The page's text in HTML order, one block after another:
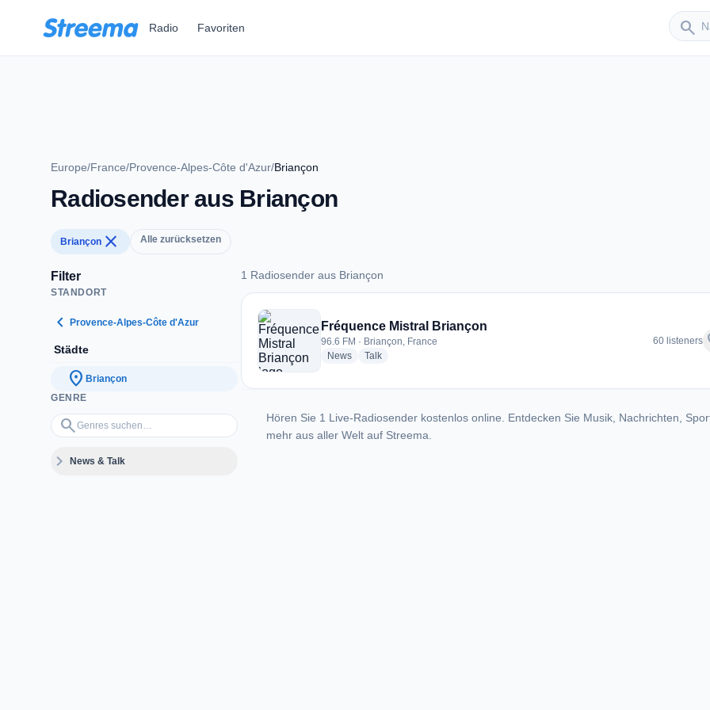
Radio Favoriten search
Sender
Europe/France/Provence-Alpes-Côte d'Azur/Briançon
Radiosender aus Briançon
Briançon close Alle zurücksetzen
Filter
STANDORT
chevron_left Provence-Alpes-Côte d'Azur
Städte
location_on Briançon
GENRE
search
Genres suchen…
expand_moreNews & Talk
1 Radiosender aus Briançon
1 Radiosender aus Briançon
Fréquence Mistral Briançon
96.6 FM · Briançon, France
Newsradio stations
Talkradio stations
60 listeners
Hören Sie 1 Live-Radiosender kostenlos online. Entdecken Sie Musik, Nachrichten,
mehr aus aller Welt auf Streema.